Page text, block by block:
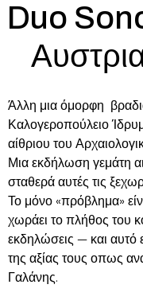
Duo
Άλλη μια όμορφη
Καλογεροπούλειο
αίθριου του
Μια εκδήλωση γεμάτη
σταθερά αυτές τις
Το μόνο «πρόβλημα»
χωράει το πλήθος του
εκδηλώσεις — και αυτό
της αξίας τους οπως
Γαλάνης.